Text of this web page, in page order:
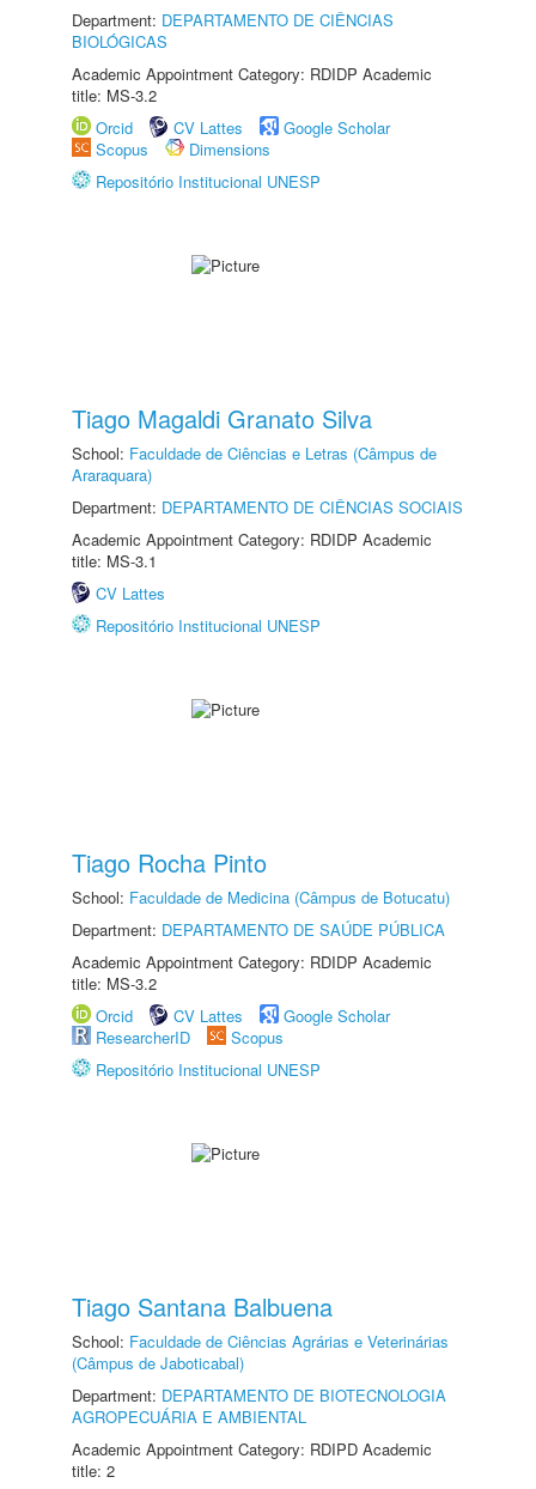
Department: DEPARTAMENTO DE CIÊNCIAS
BIOLÓGICAS
Academic Appointment Category: RDIDP Academic
title: MS-3.2
Orcid
CV Lattes
Google Scholar
Scopus
Dimensions
Repositório Institucional UNESP
Tiago Magaldi Granato Silva
School: Faculdade de Ciências e Letras (Câmpus de
Araraquara)
Department: DEPARTAMENTO DE CIÊNCIAS SOCIAIS
Academic Appointment Category: RDIDP Academic
title: MS-3.1
CV Lattes
Repositório Institucional UNESP
Tiago Rocha Pinto
School: Faculdade de Medicina (Câmpus de Botucatu)
Department: DEPARTAMENTO DE SAÚDE PÚBLICA
Academic Appointment Category: RDIDP Academic
title: MS-3.2
Orcid
CV Lattes
Google Scholar
ResearcherID
Scopus
Repositório Institucional UNESP
Tiago Santana Balbuena
School: Faculdade de Ciências Agrárias e Veterinárias
(Câmpus de Jaboticabal)
Department: DEPARTAMENTO DE BIOTECNOLOGIA
AGROPECUÁRIA E AMBIENTAL
Academic Appointment Category: RDIPD Academic
title: 2